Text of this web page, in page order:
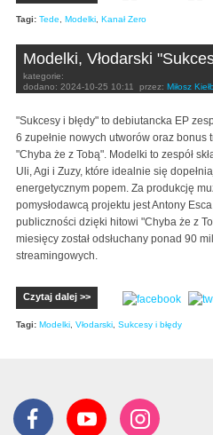
Tagi: Tede, Modelki, Kanał Zero
Modelki, Vłodarski
kategorie:
dodano: 2024-10-25 10:11 przez: Miłosz Kiełb
"Sukcesy i błędy" to debiutancka EP
6 zupełnie nowych utworów oraz bonus
"Chyba że z Tobą". Modelki to zespół
Uli, Agi i Zuzy, które idealnie się
energetycznym popem. Za produkcję
pomysłodawcą projektu jest Antony
publiczności dzięki hitowi "Chyba że z
miesięcy został odsłuchany ponad 90
streamingowych.
Czytaj dalej >>
Tagi: Modelki, Vłodarski, Sukcesy i błędy